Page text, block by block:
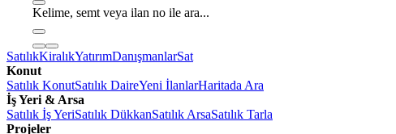
Kelime, semt veya ilan no ile ara...
SatılıkKiralıkYatırımDanışmanlarSat
Konut
Satılık KonutSatılık DaireYeni İlanlarHaritada Ara
İş Yeri & Arsa
Satılık İş YeriSatılık DükkanSatılık ArsaSatılık Tarla
Projeler